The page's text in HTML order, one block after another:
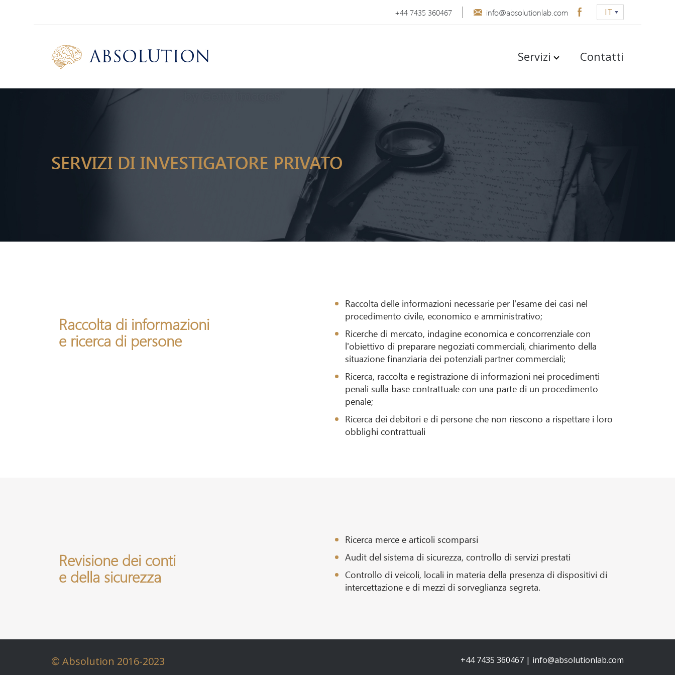
+44 7435 360467 info@absolutionlab.com IT
Absolution Servizi Contatti
SERVIZI DI INVESTIGATORE PRIVATO
Raccolta di informazioni
e ricerca di persone
Raccolta delle informazioni necessarie per l'esame dei casi nel
procedimento civile, economico e amministrativo;
Ricerche di mercato, indagine economica e concorrenziale con
l'obiettivo di preparare negoziati commerciali, chiarimento della
situazione finanziaria dei potenziali partner commerciali;
Ricerca, raccolta e registrazione di informazioni nei procedimenti
penali sulla base contrattuale con una parte di un procedimento
penale;
Ricerca dei debitori e di persone che non riescono a rispettare i loro
obblighi contrattuali
Revisione dei conti
e della sicurezza
Ricerca merce e articoli scomparsi
Audit del sistema di sicurezza, controllo di servizi prestati
Controllo di veicoli, locali in materia della presenza di dispositivi di
intercettazione e di mezzi di sorveglianza segreta.
© Absolution 2016-2023 +44 7435 360467 | info@absolutionlab.com